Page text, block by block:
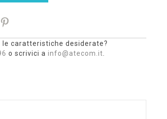
le caratteristiche desiderate?
o scrivici a info@atecom.it